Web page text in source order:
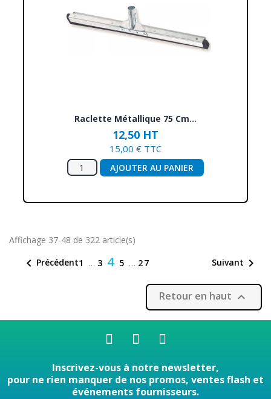
Raclette Métallique 75 Cm...
12,50 HT
15,00 € TTC
AJOUTER AU PANIER
Affichage 37-48 de 322 article(s)
 Précédent1 … 3 4 5 … 27 Suivant 
Retour en haut 
Inscrivez-vous à notre newsletter,
pour ne rien manquer de nos promos, ventes flash et
événements fournisseurs.